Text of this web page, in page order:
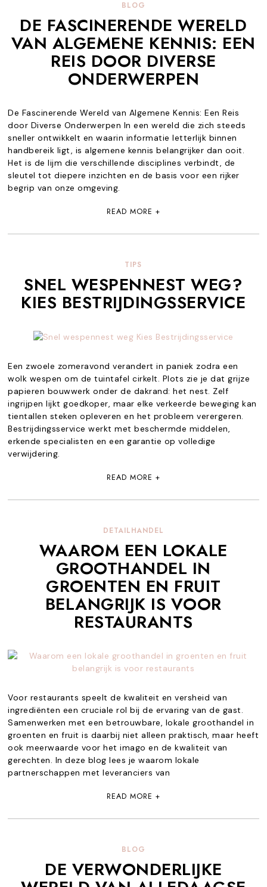
BLOG
DE FASCINERENDE WERELD
VAN ALGEMENE KENNIS: EEN
REIS DOOR DIVERSE
ONDERWERPEN
De Fascinerende Wereld van Algemene Kennis: Een Reis
door Diverse Onderwerpen In een wereld die zich steeds
sneller ontwikkelt en waarin informatie letterlijk binnen
handbereik ligt, is algemene kennis belangrijker dan ooit.
Het is de lijm die verschillende disciplines verbindt, de
sleutel tot diepere inzichten en de basis voor een rijker
begrip van onze omgeving.
READ MORE +
TIPS
SNEL WESPENNEST WEG?
KIES BESTRIJDINGSSERVICE
Een zwoele zomeravond verandert in paniek zodra een
wolk wespen om de tuintafel cirkelt. Plots zie je dat grijze
papieren bouwwerk onder de dakrand: het nest. Zelf
ingrijpen lijkt goedkoper, maar elke verkeerde beweging kan
tientallen steken opleveren en het probleem verergeren.
Bestrijdingsservice werkt met beschermde middelen,
erkende specialisten en een garantie op volledige
verwijdering.
READ MORE +
DETAILHANDEL
WAAROM EEN LOKALE
GROOTHANDEL IN
GROENTEN EN FRUIT
BELANGRIJK IS VOOR
RESTAURANTS
Voor restaurants speelt de kwaliteit en versheid van
ingrediënten een cruciale rol bij de ervaring van de gast.
Samenwerken met een betrouwbare, lokale groothandel in
groenten en fruit is daarbij niet alleen praktisch, maar heeft
ook meerwaarde voor het imago en de kwaliteit van
gerechten. In deze blog lees je waarom lokale
partnerschappen met leveranciers van
READ MORE +
BLOG
DE VERWONDERLIJKE